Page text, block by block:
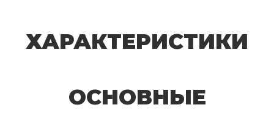
ХАРАКТЕРИСТИКИ
ОСНОВНЫЕ